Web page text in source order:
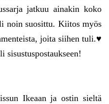
jatkuu ainakin koko
noin suosittu. Kiitos myös
joita siihen tuli.♥
sisustuspostaukseen!
Ikeaan ja ostin sieltä